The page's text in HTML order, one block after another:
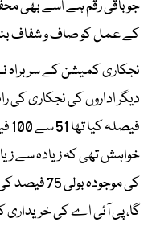
جو باقی رقم ہے اسے بھی
کے عمل کو صاف و شفاف
نجکاری کمیشن کے سربراہ
دیگر اداروں کی نجکاری کی
خواہش تھی کہ زیادہ سے
کی موجودہ
گا، پی آئی اے کی